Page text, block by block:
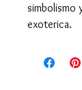
simbolismo
exoterica.